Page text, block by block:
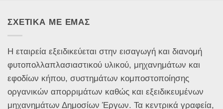
ΣΧΕΤΙΚΑ ΜΕ ΕΜΑΣ
Η εταιρεία εξειδικεύεται στην εισαγωγή και διανομή
φυτοπολλαπλασιαστικού υλικού, μηχανημάτων και
εφοδίων κήπου, συστημάτων κομποστοποίησης
οργανικών απορριμάτων καθώς και εξειδικευμένων
μηχανημάτων Δημοσίων Έργων. Τα κεντρικά γραφεία,